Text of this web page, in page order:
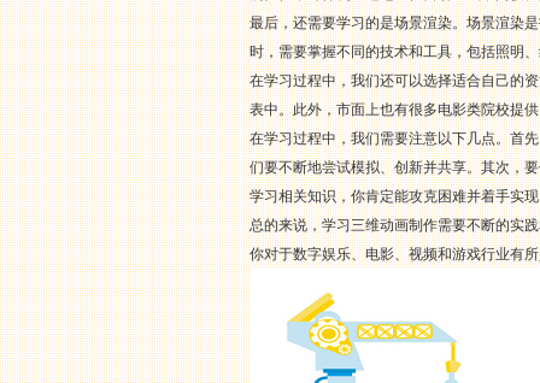
最后，还需要学习的是场景渲染。场景渲染
时，需要掌握不同的技术和工具，包括照明
在学习过程中，我们还可以选择适合自己的
表中。此外，市面上也有很多电影类院校提
在学习过程中，我们需要注意以下几点。首
们要不断地尝试模拟、创新并共享。其次，
学习相关知识，你肯定能攻克困难并着手实
总的来说，学习三维动画制作需要不断的实
你对于数字娱乐、电影、视频和游戏行业有